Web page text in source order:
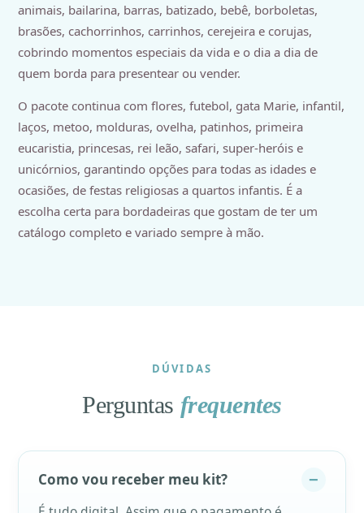
animais, bailarina, barras, batizado, bebê, borboletas,
brasões, cachorrinhos, carrinhos, cerejeira e corujas,
cobrindo momentos especiais da vida e o dia a dia de
quem borda para presentear ou vender.
O pacote continua com flores, futebol, gata Marie, infantil,
laços, metoo, molduras, ovelha, patinhos, primeira
eucaristia, princesas, rei leão, safari, super-heróis e
unicórnios, garantindo opções para todas as idades e
ocasiões, de festas religiosas a quartos infantis. É a
escolha certa para bordadeiras que gostam de ter um
catálogo completo e variado sempre à mão.
DÚVIDAS
Perguntas frequentes
Como vou receber meu kit? −